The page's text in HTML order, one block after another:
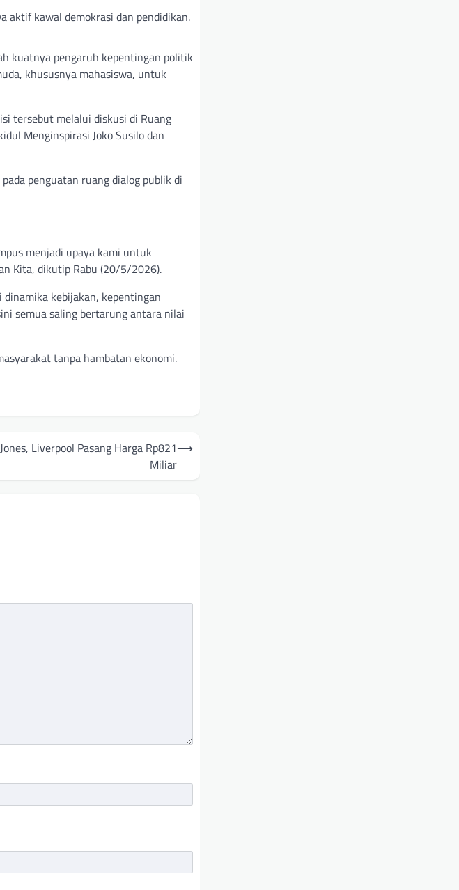
aktif kawal demokrasi dan pendidikan.
kuatnya pengaruh kepentingan politik
khususnya mahasiswa, untuk
tersebut melalui diskusi di Ruang
Menginspirasi Joko Susilo dan
penguatan ruang dialog publik di
menjadi upaya kami untuk
Kita, dikutip Rabu (20/5/2026).
kebijakan, kepentingan
semua saling bertarung antara nilai
tanpa hambatan ekonomi.
Liverpool Pasang Harga Rp821
Miliar
⟶